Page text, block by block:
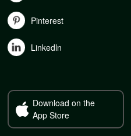
Pinterest
Linkedln
Download on the
App Store